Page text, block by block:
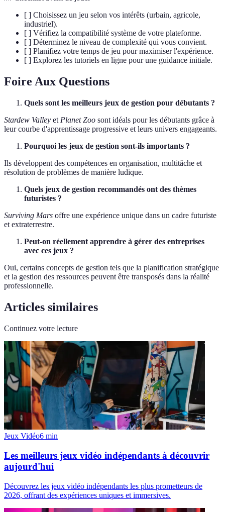
[ ] Choisissez un jeu selon vos intérêts (urbain, agricole,
industriel).
[ ] Vérifiez la compatibilité système de votre plateforme.
[ ] Déterminez le niveau de complexité qui vous convient.
[ ] Planifiez votre temps de jeu pour maximiser l'expérience.
[ ] Explorez les tutoriels en ligne pour une guidance initiale.
Foire Aux Questions
Quels sont les meilleurs jeux de gestion pour débutants ?
Stardew Valley et Planet Zoo sont idéals pour les débutants grâce à
leur courbe d'apprentissage progressive et leurs univers engageants.
Pourquoi les jeux de gestion sont-ils importants ?
Ils développent des compétences en organisation, multitâche et
résolution de problèmes de manière ludique.
Quels jeux de gestion recommandés ont des thèmes
futuristes ?
Surviving Mars offre une expérience unique dans un cadre futuriste
et extraterrestre.
Peut-on réellement apprendre à gérer des entreprises
avec ces jeux ?
Oui, certains concepts de gestion tels que la planification stratégique
et la gestion des ressources peuvent être transposés dans la réalité
professionnelle.
Articles similaires
Continuez votre lecture
Jeux Vidéo6 min
Les meilleurs jeux vidéo indépendants à découvrir
aujourd'hui
Découvrez les jeux vidéo indépendants les plus prometteurs de
2026, offrant des expériences uniques et immersives.